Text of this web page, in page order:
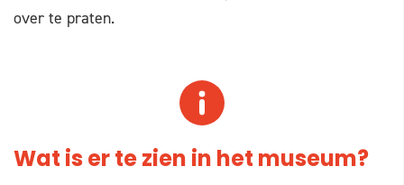
over te praten.
Wat is er te zien in het museum?